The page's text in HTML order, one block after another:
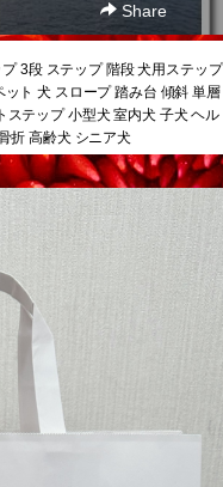
Share
3段 ステップ 階段 犬用ステップ
ト 犬 スロープ 踏み台 傾斜 単層
ステップ 小型犬 室内犬 子犬 ヘル
折 高齢犬 シニア犬